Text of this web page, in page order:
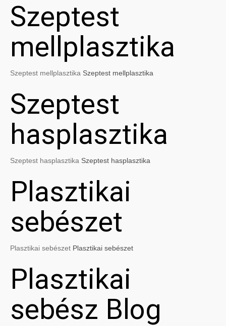
Szeptest
mellplasztika
Szeptest mellplasztika Szeptest mellplasztika
Szeptest
hasplasztika
Szeptest hasplasztika Szeptest hasplasztika
Plasztikai
sebészet
Plasztikai sebészet Plasztikai sebészet
Plasztikai
sebész Blog